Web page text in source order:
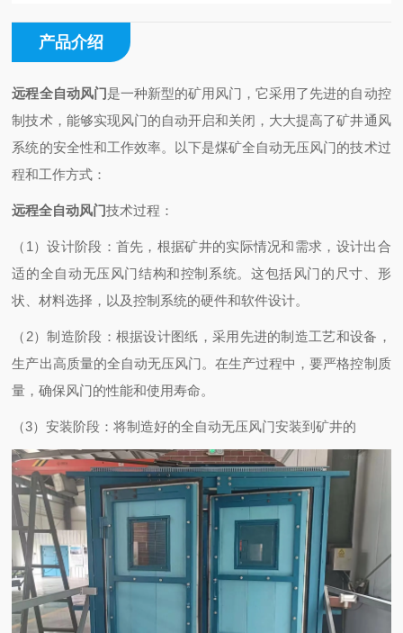
产品介绍
远程全自动风门是一种新型的矿用风门，它采用了先进的自动控
制技术，能够实现风门的自动开启和关闭，大大提高了矿井通风
系统的安全性和工作效率。以下是煤矿全自动无压风门的技术过
程和工作方式：
远程全自动风门技术过程：
（1）设计阶段：首先，根据矿井的实际情况和需求，设计出合
适的全自动无压风门结构和控制系统。这包括风门的尺寸、形
状、材料选择，以及控制系统的硬件和软件设计。
（2）制造阶段：根据设计图纸，采用先进的制造工艺和设备，
生产出高质量的全自动无压风门。在生产过程中，要严格控制质
量，确保风门的性能和使用寿命。
（3）安装阶段：将制造好的全自动无压风门安装到矿井的